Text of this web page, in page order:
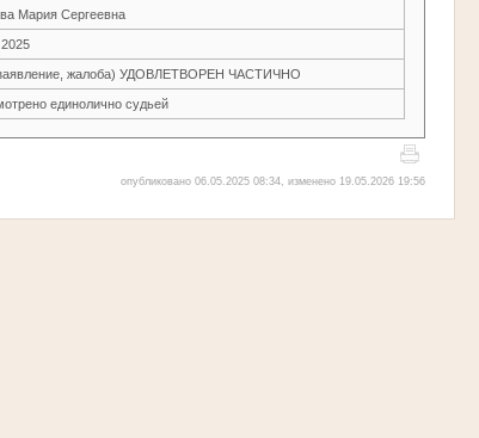
Мария Сергеевна
жалоба) УДОВЛЕТВОРЕН ЧАСТИЧНО
единолично судьей
опубликовано 06.05.2025 08:34, изменено 19.05.2026 19:56